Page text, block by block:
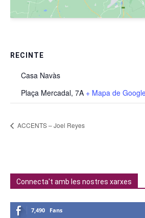
RECINTE
Casa Navàs
Plaça Mercadal, 7A + Mapa de
ACCENTS – Joel Reyes
Connecta't amb les nostres xarxes
7,490 Fans